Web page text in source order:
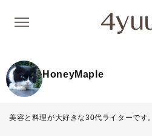
HoneyMaple
美容と料理が大好きな30代ライターです。